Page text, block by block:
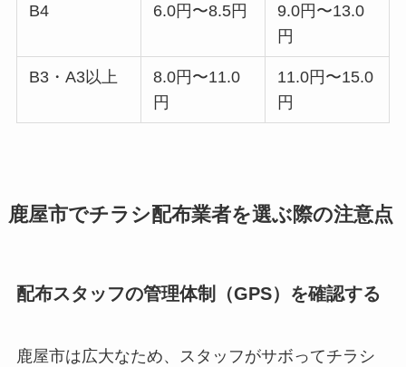
B4 6.0円〜8.5円
9.0円〜13.0
円
B3・A3以上
8.0円〜11.0
円
11.0円〜15.0
円
鹿屋市でチラシ配布業者を選ぶ際の注意点
配布スタッフの管理体制（GPS）を確認する
鹿屋市は広大なため、スタッフがサボってチラシ